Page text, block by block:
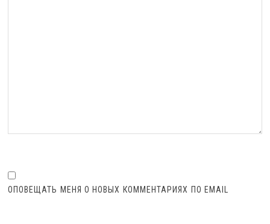
ОПОВЕЩАТЬ МЕНЯ О НОВЫХ КОММЕНТАРИЯХ ПО EMAIL